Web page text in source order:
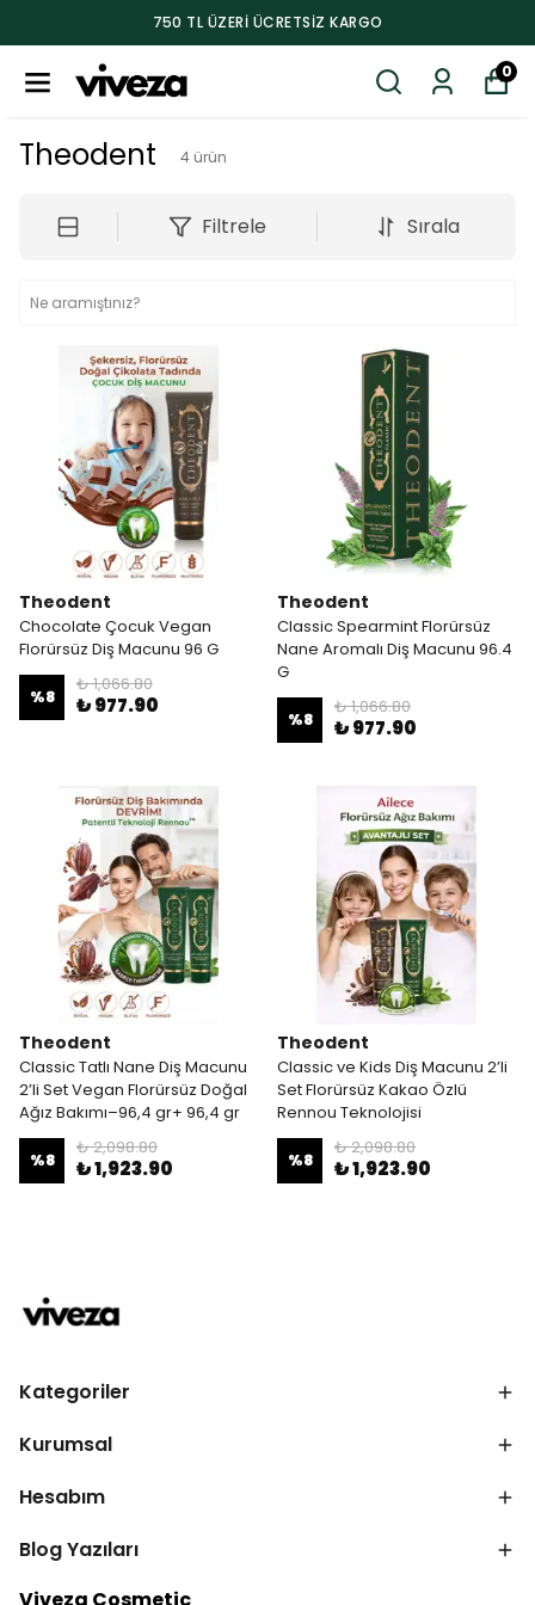
750 TL ÜZERI ÜCRETSIZ KARGO
0
Theodent 4 ürün
Filtrele Sırala
Theodent
Chocolate Çocuk Vegan
Florürsüz Diş Macunu 96 G
%8
₺ 1,066.80
₺ 977.90
Theodent
Classic Spearmint Florürsüz
Nane Aromalı Diş Macunu 96.4
G
%8
₺ 1,066.80
₺ 977.90
Theodent
Classic Tatlı Nane Diş Macunu
2’li Set Vegan Florürsüz Doğal
Ağız Bakımı–96,4 gr+ 96,4 gr
%8
₺ 2,098.80
₺ 1,923.90
Theodent
Classic ve Kids Diş Macunu 2’li
Set Florürsüz Kakao Özlü
Rennou Teknolojisi
%8
₺ 2,098.80
₺ 1,923.90
Kategoriler
Kurumsal
Hesabım
Blog Yazıları